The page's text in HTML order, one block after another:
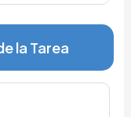
la Tarea